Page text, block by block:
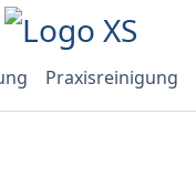
Praxisreinigung